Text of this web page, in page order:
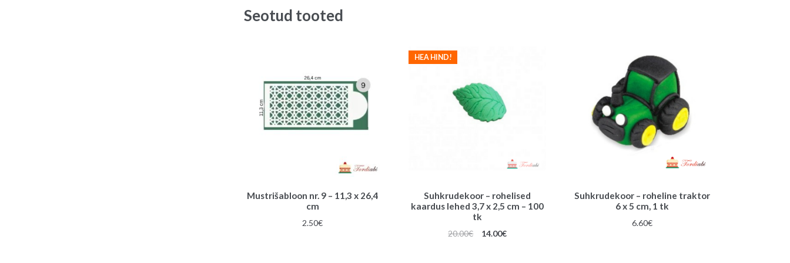
Seotud tooted
Mustrišabloon nr. 9 – 11,3 x 26,4
cm
2.50€
Suhkrudekoor – rohelised
kaardus lehed 3,7 x 2,5 cm – 100
tk
HEA HIND!
20.00€
Algne
14.00€Praegune
Suhkrudekoor – roheline traktor
6 x 5 cm, 1 tk
6.60€